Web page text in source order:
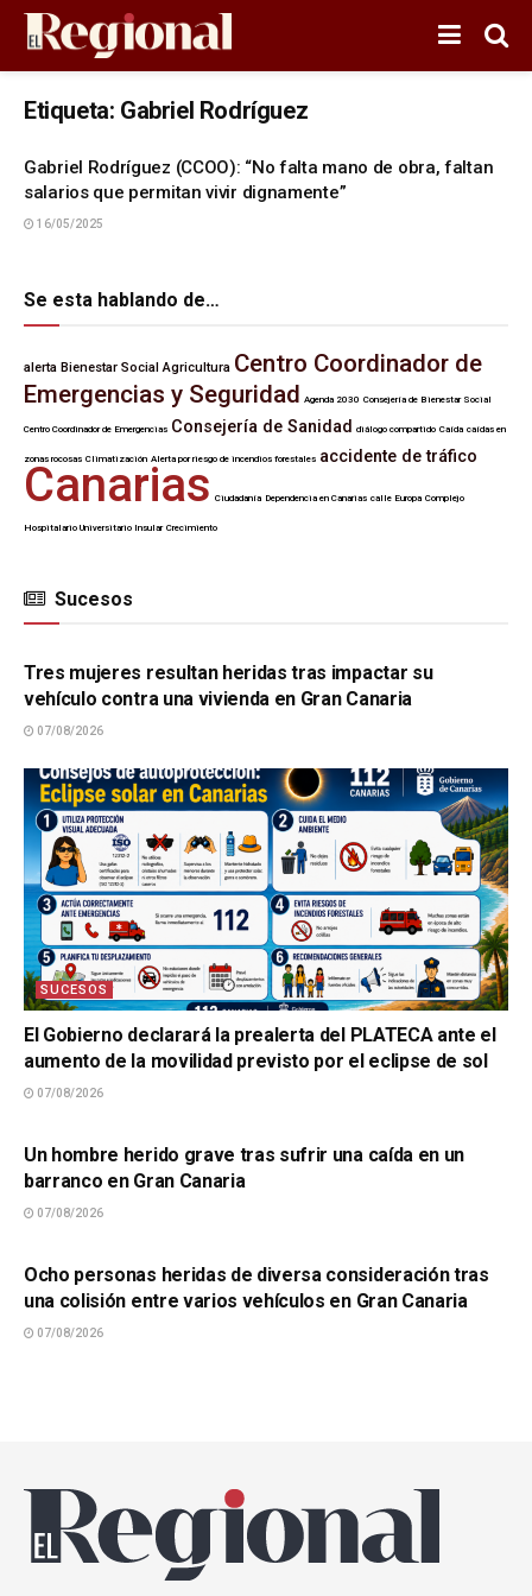
Etiqueta: Gabriel Rodríguez
Gabriel Rodríguez (CCOO): “No falta mano de obra, faltan
salarios que permitan vivir dignamente”
16/05/2025
Se esta hablando de…
alerta Bienestar Social Agricultura Centro Coordinador de
Emergencias y Seguridad Agenda 2030 Consejería de Bienestar Social
Centro Coordinador de Emergencias Consejería de Sanidad diálogo compartido Caída caídas en
zonas rocosas Climatización Alerta por riesgo de incendios forestales accidente de tráfico
Canarias Ciudadanía Dependencia en Canarias calle Europa Complejo
Hospitalario Universitario Insular Crecimiento
Sucesos
SUCESOS
Tres mujeres resultan heridas tras impactar su
vehículo contra una vivienda en Gran Canaria
07/08/2026
SUCESOS
El Gobierno declarará la prealerta del PLATECA ante el
aumento de la movilidad previsto por el eclipse de sol
07/08/2026
Un hombre herido grave tras sufrir una caída en un
barranco en Gran Canaria
07/08/2026
Ocho personas heridas de diversa consideración tras
una colisión entre varios vehículos en Gran Canaria
07/08/2026